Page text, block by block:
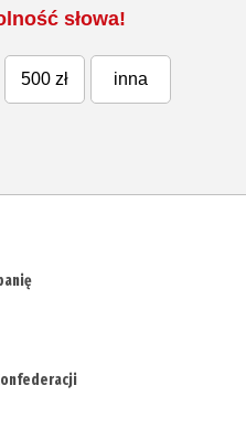
słowa!
500 zł inna